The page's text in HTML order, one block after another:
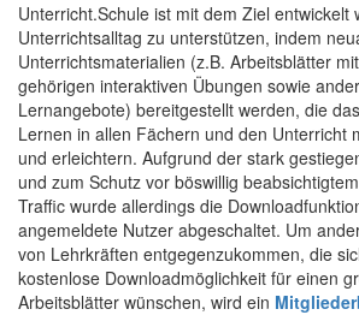
Unterricht.Schule ist mit dem Ziel entwickelt
Unterrichtsalltag zu unterstützen, indem
Unterrichtsmaterialien (z.B. Arbeitsblätter
gehörigen interaktiven Übungen sowie
Lernangebote) bereitgestellt werden, die
Lernen in allen Fächern und den Unterricht
und erleichtern. Aufgrund der stark
und zum Schutz vor böswillig
Traffic wurde allerdings die
angemeldete Nutzer abgeschaltet. Um
von Lehrkräften entgegenzukommen, die
kostenlose Downloadmöglichkeit für einen
Arbeitsblätter wünschen, wird ein